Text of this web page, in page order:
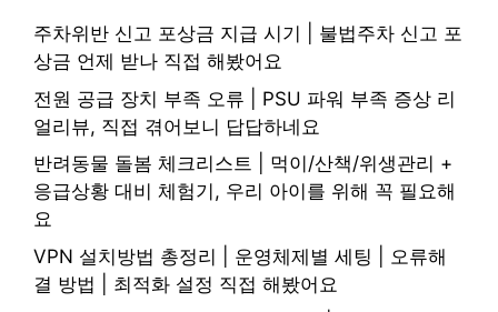
주차위반 신고 포상금 지급 시기 | 불법주차 신고 포
상금 언제 받나 직접 해봤어요
전원 공급 장치 부족 오류 | PSU 파워 부족 증상 리
얼리뷰, 직접 겪어보니 답답하네요
반려동물 돌봄 체크리스트 | 먹이/산책/위생관리 +
응급상황 대비 체험기, 우리 아이를 위해 꼭 필요해
요
VPN 설치방법 총정리 | 운영체제별 세팅 | 오류해
결 방법 | 최적화 설정 직접 해봤어요